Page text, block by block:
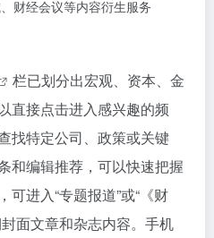
财经会议等内容衍生服务
栏已划分出宏观、资本、金
直接点击进入感兴趣的频
找特定公司、政策或关键
和编辑推荐，可以快速把握
进入“专题报道”或“《财
面文章和杂志内容。手机